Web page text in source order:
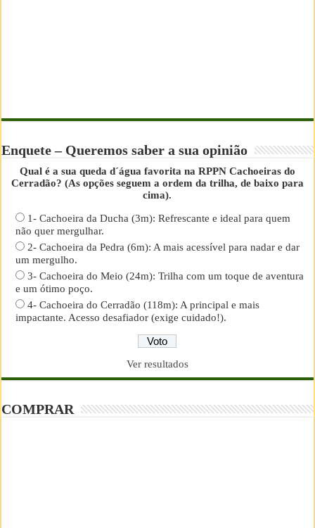
Enquete – Queremos saber a sua opinião
Qual é a sua queda d´água favorita na RPPN Cachoeiras do
Cerradão? (As opções seguem a ordem da trilha, de baixo para
cima).
1- Cachoeira da Ducha (3m): Refrescante e ideal para quem
não quer mergulhar.
2- Cachoeira da Pedra (6m): A mais acessível para nadar e dar
um mergulho.
3- Cachoeira do Meio (24m): Trilha com um toque de aventura
e um ótimo poço.
4- Cachoeira do Cerradão (118m): A principal e mais
impactante. Acesso desafiador (exige cuidado!).
Ver resultados
COMPRAR